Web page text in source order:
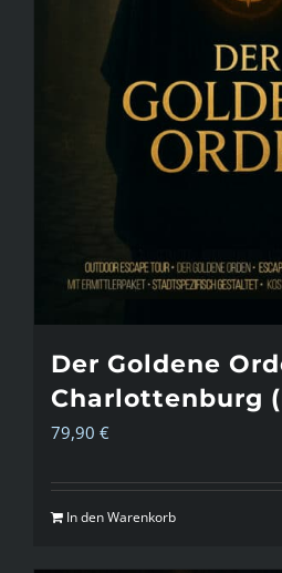
Der Goldene
Charlottenburg
79,90 €
In den Warenkorb